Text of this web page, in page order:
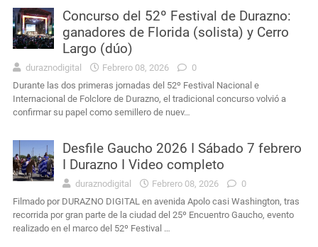
Interés General
Actualidad
Concurso del 52º Festival de Durazno:
ganadores de Florida (solista) y Cerro
Largo (dúo)
duraznodigital Febrero 08, 2026
0
Durante las dos primeras jornadas del 52º Festival Nacional e
Internacional de Folclore de Durazno, el tradicional concurso volvió a
confirmar su papel como semillero de nuev…
Desfile Gaucho 2026 I Sábado 7 febrero
I Durazno I Video completo
duraznodigital Febrero 08, 2026
0
Filmado por DURAZNO DIGITAL en avenida Apolo casi Washington, tras
recorrida por gran parte de la ciudad del 25º Encuentro Gaucho, evento
realizado en el marco del 52º Festival …